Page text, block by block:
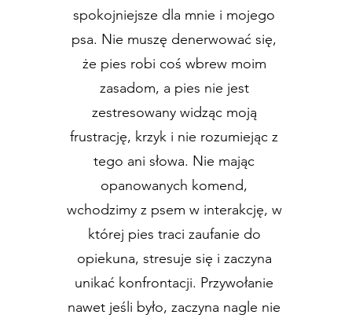
spokojniejsze dla mnie i mojego
psa. Nie muszę denerwować się,
że pies robi coś wbrew moim
zasadom, a pies nie jest
zestresowany widząc moją
frustrację, krzyk i nie rozumiejąc z
tego ani słowa. Nie mając
opanowanych komend,
wchodzimy z psem w interakcję, w
której pies traci zaufanie do
opiekuna, stresuje się i zaczyna
unikać konfrontacji. Przywołanie
nawet jeśli było, zaczyna nagle nie